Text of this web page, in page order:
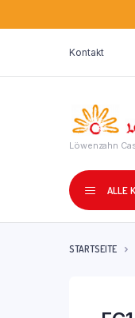
Kontakt
Löwenzahn
ALLE
STARTSEITE